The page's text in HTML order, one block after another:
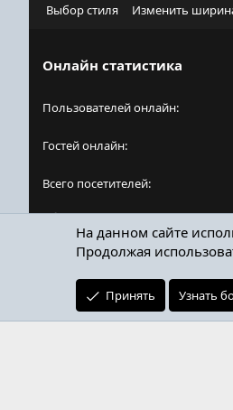
Выбор стиля Изменить
Онлайн статистика
Пользователей онлайн
Гостей онлайн
Всего посетителей
Общее количество посетителей
в себя скрытых пользователей.
На данном сайте
Продолжая
Принять Узнать